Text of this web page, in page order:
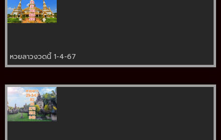
หวยลาวงวดนี้ 1-4-67